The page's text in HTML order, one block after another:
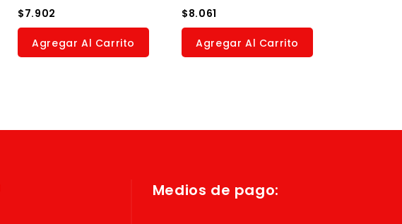
0
out
of
$7.902
Agregar Al Carrito
0
out
of
$8.061
Agregar Al Carrito
Medios de pago: